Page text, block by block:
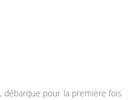
, débarque pour la première fois